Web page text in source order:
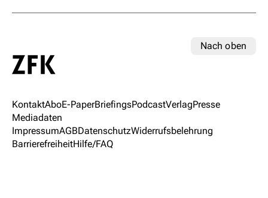
Nach oben
KontaktAboE-PaperBriefingsPodcastVerlagPresse
Mediadaten
ImpressumAGBDatenschutzWiderrufsbelehrung
BarrierefreiheitHilfe/FAQ